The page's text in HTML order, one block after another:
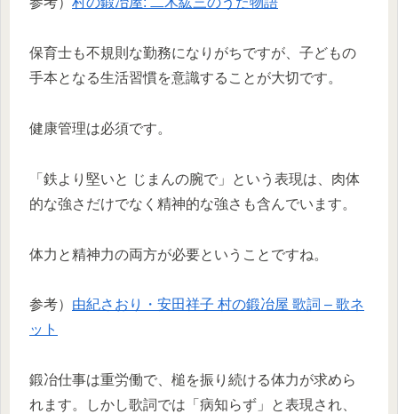
保育士も不規則な勤務になりがちですが、子どもの
手本となる生活習慣を意識することが大切です。
健康管理は必須です。
「鉄より堅いと じまんの腕で」という表現は、肉体
的な強さだけでなく精神的な強さも含んでいます。
体力と精神力の両方が必要ということですね。
参考） 由紀さおり・安田祥子 村の鍛冶屋 歌詞 – 歌ネ
ット
鍛冶仕事は重労働で、槌を振り続ける体力が求めら
れます。しかし歌詞では「病知らず」と表現され、